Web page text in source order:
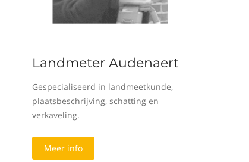
Landmeter Audenaert
Gespecialiseerd in landmeetkunde,
plaatsbeschrijving, schatting en
verkaveling.
Meer info